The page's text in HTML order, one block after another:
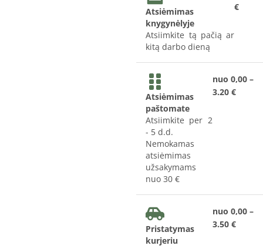
Atsiėmimas
knygynėlyje
Atsiimkite tą pačią ar
kitą darbo dieną
€
Atsiėmimas
paštomate
Atsiimkite per 2
- 5 d.d.
Nemokamas
atsiėmimas
užsakymams
nuo 30 €
nuo 0,00 –
3.20 €
Pristatymas
kurjeriu
nuo 0,00 –
3.50 €